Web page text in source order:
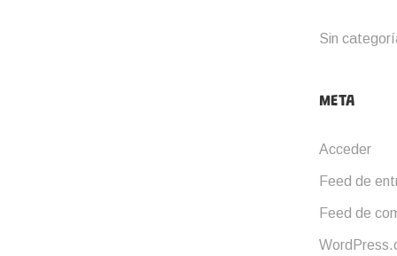
Sin
META
Acceder
Feed de
Feed de